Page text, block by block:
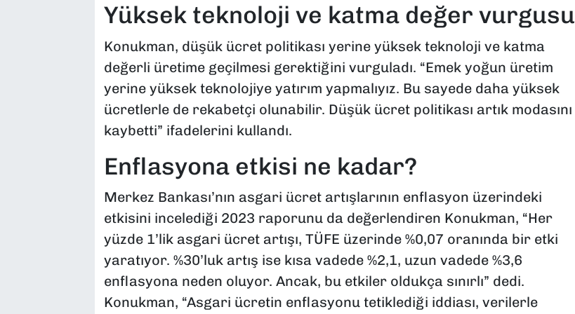
Yüksek teknoloji ve katma değer vurgusu
Konukman, düşük ücret politikası yerine yüksek teknoloji ve katma
değerli üretime geçilmesi gerektiğini vurguladı. “Emek yoğun üretim
yerine yüksek teknolojiye yatırım yapmalıyız. Bu sayede daha yüksek
ücretlerle de rekabetçi olunabilir. Düşük ücret politikası artık modasını
kaybetti” ifadelerini kullandı.
Enflasyona etkisi ne kadar?
Merkez Bankası’nın asgari ücret artışlarının enflasyon üzerindeki
etkisini incelediği 2023 raporunu da değerlendiren Konukman, “Her
yüzde 1’lik asgari ücret artışı, TÜFE üzerinde %0,07 oranında bir etki
yaratıyor. %30’luk artış ise kısa vadede %2,1, uzun vadede %3,6
enflasyona neden oluyor. Ancak, bu etkiler oldukça sınırlı” dedi.
Konukman, “Asgari ücretin enflasyonu tetiklediği iddiası, verilerle